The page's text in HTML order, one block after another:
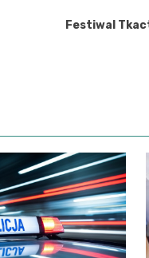
Festiwal